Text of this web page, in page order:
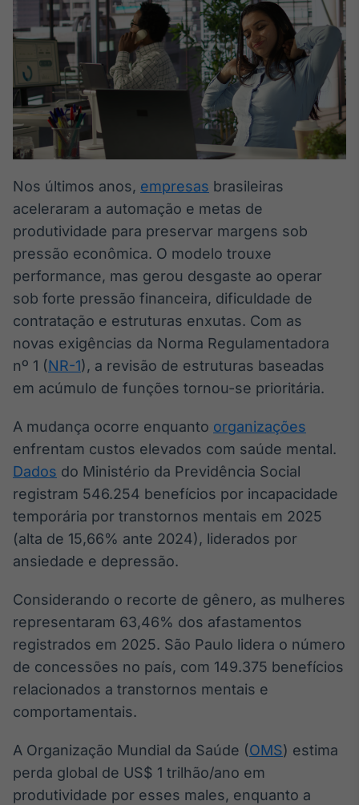
personalizados
Soluções de Dados
e Conteúdos
Broadcast
OTC
Plataforma para
negociação de
Broadcast
Datafeed
APIs para
integração de
conteúdos e
Broadcast
Ticker
Cotações e
headlines de
notícias
Broadcast
Widgets
Componentes
para conteúdos e
funcionalidades
Broadcast
dados para
displays e telas
Broadcast
Curadoria
Soluções de
Tecnologia
Broadcast
Nos últimos anos, empresas brasileiras
aceleraram a automação e metas de
produtividade para preservar margens sob
pressão econômica. O modelo trouxe
performance, mas gerou desgaste ao operar
sob forte pressão financeira, dificuldade de
contratação e estruturas enxutas. Com as
novas exigências da Norma Regulamentadora
nº 1 (NR-1), a revisão de estruturas baseadas
em acúmulo de funções tornou-se prioritária.
A mudança ocorre enquanto organizações
enfrentam custos elevados com saúde mental.
Dados do Ministério da Previdência Social
registram 546.254 benefícios por incapacidade
temporária por transtornos mentais em 2025
(alta de 15,66% ante 2024), liderados por
ansiedade e depressão.
Considerando o recorte de gênero, as mulheres
representaram 63,46% dos afastamentos
registrados em 2025. São Paulo lidera o número
de concessões no país, com 149.375 benefícios
relacionados a transtornos mentais e
comportamentais.
A Organização Mundial da Saúde (OMS) estima
perda global de US$ 1 trilhão/ano em
produtividade por esses males, enquanto a